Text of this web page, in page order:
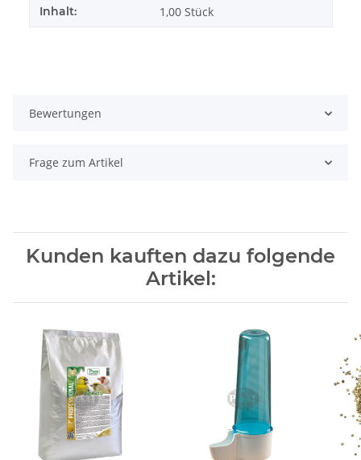
Inhalt: 1,00 Stück
Bewertungen
Frage zum Artikel
Kunden kauften dazu folgende
Artikel: